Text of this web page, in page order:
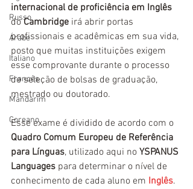
Russo
Árabe
Italiano
Francês
Mandarim
Coreano
internacional de proficiência em Inglês
do Cambridge irá abrir portas
profissionais e acadêmicas em sua vida,
posto que muitas instituições exigem
esse comprovante durante o processo
de seleção de bolsas de graduação,
mestrado ou doutorado.
Esse exame é dividido de acordo com o
Quadro Comum Europeu de Referência
para Línguas, utilizado aqui no YSPANUS
Languages para determinar o nível de
conhecimento de cada aluno em Inglês.